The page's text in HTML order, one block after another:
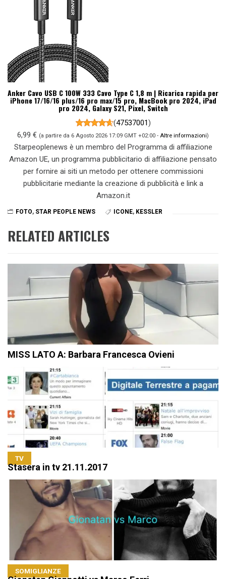
Anker Cavo USB C 100W 333 Cavo Type C 1,8 m | Ricarica rapida per
iPhone 17/16/16 plus/16 pro max/15 pro, MacBook pro 2024, iPad
pro 2024, Galaxy S21, Pixel, Switch
(47537001)
6,99 € (a partire da 6 Agosto 2026 17:09 GMT +02:00 - Altre informazioni)
Starpeoplenews è un membro del Programma di affiliazione
Amazon UE, un programma pubblicitario di affiliazione pensato
per fornire ai siti un metodo per ottenere commissioni
pubblicitarie mediante la creazione di pubblicità e link a
Amazon.it
FOTO, STAR PEOPLE NEWS ICONE, KESSLER
RELATED ARTICLES
MISS LATO A: Barbara Francesca Ovieni
TV
Stasera in tv 21.11.2017
SOMIGLIANZE